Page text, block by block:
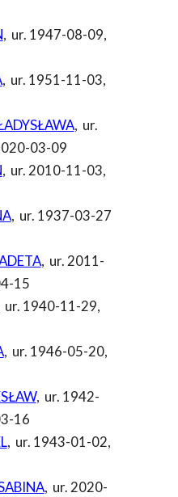
, ur. 1947-08-09,
, ur. 1951-11-03,
, ur.
03-09
, ur. 2010-11-03,
, ur. 1937-03-27
, ur. 2011-
15
ur. 1940-11-29,
, ur. 1946-05-20,
, ur. 1942-
16
, ur. 1943-01-02,
, ur. 2020-